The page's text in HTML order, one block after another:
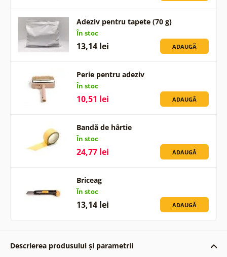
Adeziv pentru tapete (70 g)
În stoc
13,14 lei ADAUGĂ
Perie pentru adeziv
În stoc
10,51 lei ADAUGĂ
Bandă de hârtie
În stoc
24,77 lei ADAUGĂ
Briceag
În stoc
13,14 lei ADAUGĂ
Descrierea produsului și parametrii